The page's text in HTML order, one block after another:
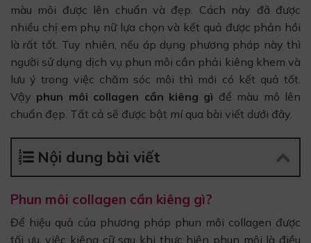
màu môi được lên chuẩn và đẹp. Cách này đã được
nhiều chị em phụ nữ lựa chọn và kết quả được phản hồi
là rất tốt. Tuy nhiên, nếu áp dụng phương pháp này thì
người sử dụng dịch vụ phun môi cần phải kiêng khem và
lưu ý trong việc chăm sóc môi thì mới có kết quả tốt.
Vậy phun môi collagen cần kiêng gì để màu mô lên
chuẩn đẹp. Tất cả sẽ được bật mí qua bài viết dưới đây.
Nội dung bài viết
Phun môi collagen cần kiêng gì?
Để hiệu quả của phương pháp phun môi collagen được
tối ưu, việc kiêng cữ sau khi thực hiện phun môi là điều